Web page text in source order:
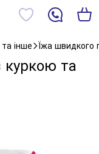
та інше Їжа швидкого
та